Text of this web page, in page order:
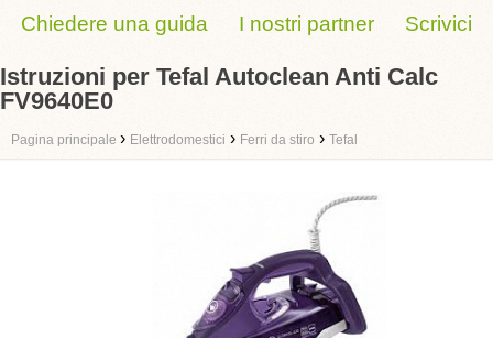
Chiedere una guida
I nostri partner Scrivici
Istruzioni per Tefal Autoclean Anti Calc
FV9640E0
Pagina principale › Elettrodomestici › Ferri da stiro › Tefal